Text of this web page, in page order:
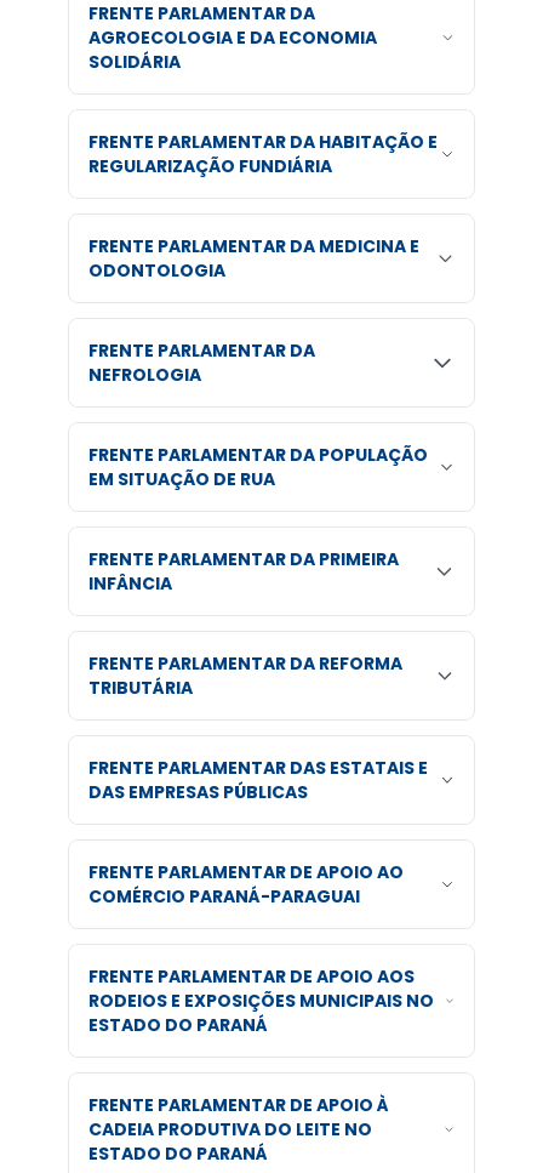
FRENTE PARLAMENTAR DA
AGROECOLOGIA E DA ECONOMIA
SOLIDÁRIA
FRENTE PARLAMENTAR DA HABITAÇÃO E
REGULARIZAÇÃO FUNDIÁRIA
FRENTE PARLAMENTAR DA MEDICINA E
ODONTOLOGIA
FRENTE PARLAMENTAR DA
NEFROLOGIA
FRENTE PARLAMENTAR DA POPULAÇÃO
EM SITUAÇÃO DE RUA
FRENTE PARLAMENTAR DA PRIMEIRA
INFÂNCIA
FRENTE PARLAMENTAR DA REFORMA
TRIBUTÁRIA
FRENTE PARLAMENTAR DAS ESTATAIS E
DAS EMPRESAS PÚBLICAS
FRENTE PARLAMENTAR DE APOIO AO
COMÉRCIO PARANÁ-PARAGUAI
FRENTE PARLAMENTAR DE APOIO AOS
RODEIOS E EXPOSIÇÕES MUNICIPAIS NO
ESTADO DO PARANÁ
FRENTE PARLAMENTAR DE APOIO À
CADEIA PRODUTIVA DO LEITE NO
ESTADO DO PARANÁ